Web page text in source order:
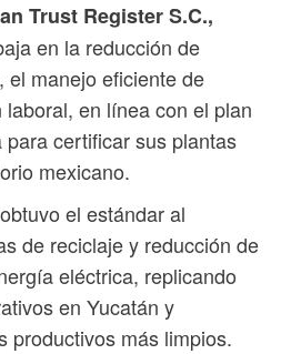
Trust Register S.C.,
en la reducción de
el manejo eficiente de
en línea con el plan
certificar sus plantas
mexicano.
el estándar al
de reciclaje y reducción de
eléctrica, replicando
en Yucatán y
productivos más limpios.